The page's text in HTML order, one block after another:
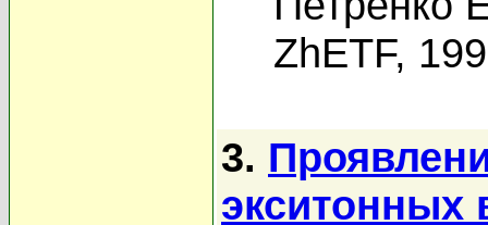
ZhETF,
3.
экситонных